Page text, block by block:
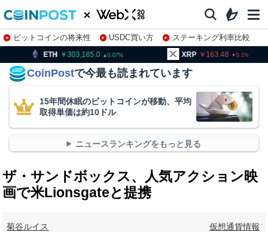
ビットコインの将来性 USDC買い方
ステーキング利率比較
株特集・関連銘柄
303,185.0 0.07 XRP 0.1 BNB
CoinPostで今最も読まれています
15年間休眠のビットコインが移動、平均
取得単価は約10ドル
ニュースランキングをもっと見る
ザ・サンドボックス、人気アクション映
画で米Lionsgateと提携
菊谷ルイス
仮想通貨情報